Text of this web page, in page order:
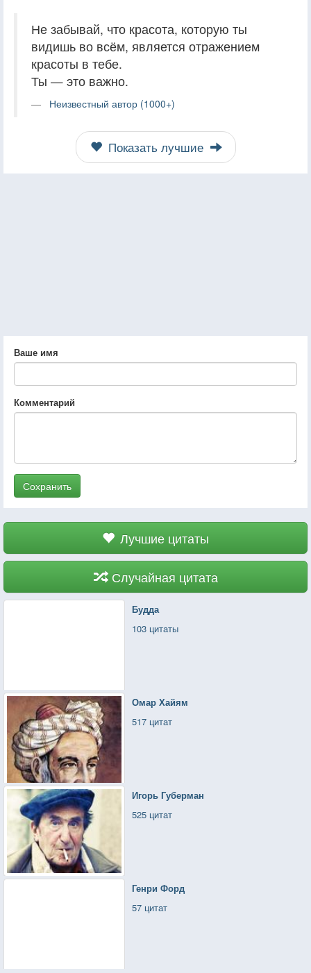
Не забывай, что красота, которую ты
видишь во всём, является отражением
красоты в тебе.
Ты — это важно.
Неизвестный автор (1000+)
Показать лучшие
Ваше имя
Комментарий
Сохранить
Лучшие цитаты
Случайная цитата
Будда
103 цитаты
Омар Хайям
517 цитат
Игорь Губерман
525 цитат
Генри Форд
57 цитат